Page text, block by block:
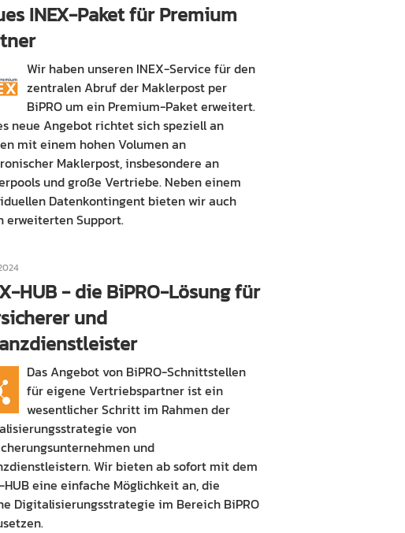
INEX-Paket für Premium
Wir haben unseren INEX-Service für den
zentralen Abruf der Maklerpost per
BiPRO um ein Premium-Paket erweitert.
neue Angebot richtet sich speziell an
mit einem hohen Volumen an
Maklerpost, insbesondere an
und große Vertriebe. Neben einem
Datenkontingent bieten wir auch
erweiterten Support.
HUB - die BiPRO-Lösung für
und
Das Angebot von BiPRO-Schnittstellen
für eigene Vertriebspartner ist ein
wesentlicher Schritt im Rahmen der
von
und
Wir bieten ab sofort mit dem
HUB eine einfache Möglichkeit an, die
Digitalisierungsstrategie im Bereich BiPRO